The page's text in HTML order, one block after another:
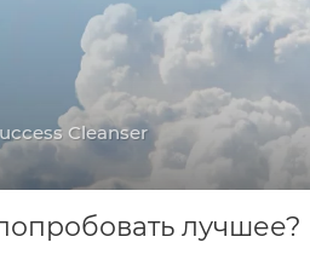
Cleanser
лучшее?